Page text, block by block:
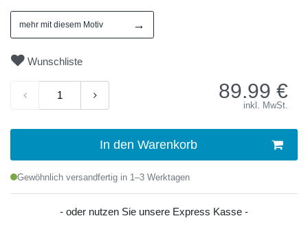
mehr mit diesem Motiv →
Wunschliste
89.99 €
inkl. MwSt.
In den Warenkorb
Gewöhnlich versandfertig in 1–3 Werktagen
- oder nutzen Sie unsere Express Kasse -